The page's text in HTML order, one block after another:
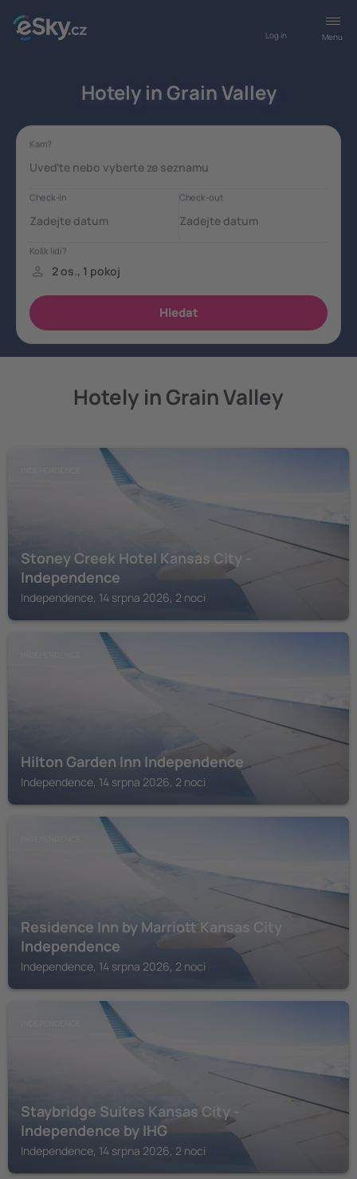
Menu
Log in
Hotely in Grain Valley
Hotely in Grain Valley
Stoney Creek Hotel Kansas City -
Independence
Independence, 14 srpna 2026, 2 noci
Hilton Garden Inn Independence
Independence, 14 srpna 2026, 2 noci
Residence Inn by Marriott Kansas City
Independence
Independence, 14 srpna 2026, 2 noci
Staybridge Suites Kansas City -
Independence by IHG
Independence, 14 srpna 2026, 2 noci